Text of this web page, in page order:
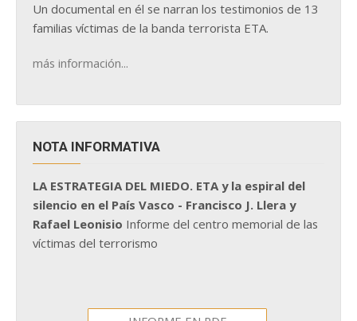
Un documental en él se narran los testimonios de 13
familias víctimas de la banda terrorista ETA.
más información...
NOTA INFORMATIVA
LA ESTRATEGIA DEL MIEDO. ETA y la espiral del
silencio en el País Vasco - Francisco J. Llera y
Rafael Leonisio Informe del centro memorial de las
víctimas del terrorismo